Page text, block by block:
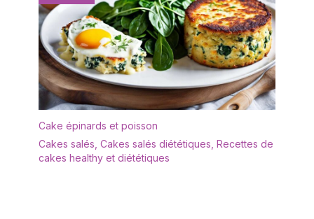
Cake épinards et poisson
Cakes salés Cakes salés diététiques Recettes de
cakes healthy et diététiques